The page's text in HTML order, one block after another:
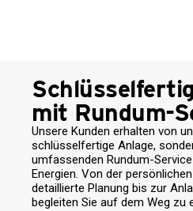
mit Rundum-
Unsere Kunden erhalten von
schlüsselfertige Anlage,
umfassenden Rundum-
Energien. Von der
detaillierte Planung bis zur
begleiten Sie auf dem Weg zu